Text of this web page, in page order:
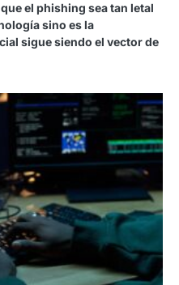
el phishing sea tan letal
sino es la
sigue siendo el vector de